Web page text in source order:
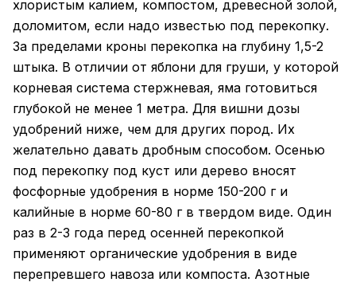
хлористым калием, компостом, древесной золой,
доломитом, если надо известью под перекопку.
За пределами кроны перекопка на глубину 1,5-2
штыка. В отличии от яблони для груши, у которой
корневая система стержневая, яма готовиться
глубокой не менее 1 метра. Для вишни дозы
удобрений ниже, чем для других пород. Их
желательно давать дробным способом. Осенью
под перекопку под куст или дерево вносят
фосфорные удобрения в норме 150-200 г и
калийные в норме 60-80 г в твердом виде. Один
раз в 2-3 года перед осенней перекопкой
применяют органические удобрения в виде
перепревшего навоза или компоста. Азотные